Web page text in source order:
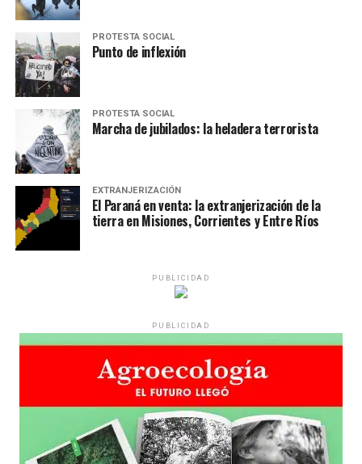
PROTESTA SOCIAL
Punto de inflexión
PROTESTA SOCIAL
Marcha de jubilados: la heladera terrorista
EXTRANJERIZACIÓN
El Paraná en venta: la extranjerización de la
tierra en Misiones, Corrientes y Entre Ríos
PUBLICIDAD
PUBLICIDAD